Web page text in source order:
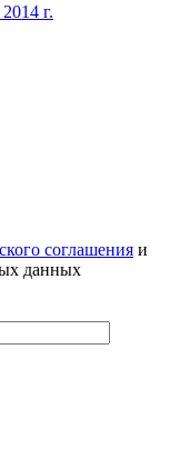
г.
соглашения и
данных